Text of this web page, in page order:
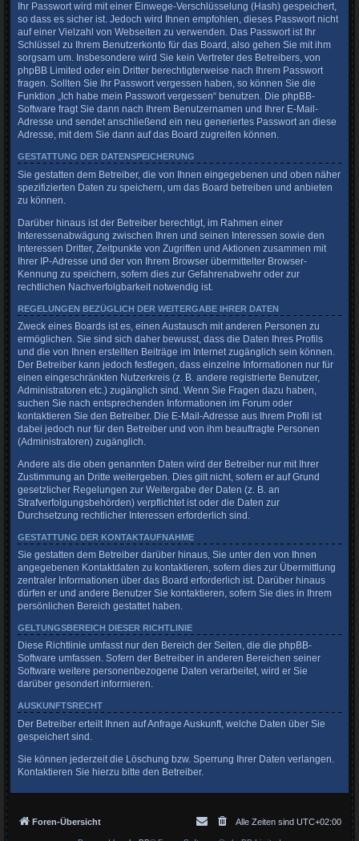
Ihr Passwort wird mit einer Einwege-Verschlüsselung (Hash) gespeichert,
so dass es sicher ist. Jedoch wird Ihnen empfohlen, dieses Passwort nicht
auf einer Vielzahl von Webseiten zu verwenden. Das Passwort ist Ihr
Schlüssel zu Ihrem Benutzerkonto für das Board, also gehen Sie mit ihm
sorgsam um. Insbesondere wird Sie kein Vertreter des Betreibers, von
phpBB Limited oder ein Dritter berechtigterweise nach Ihrem Passwort
fragen. Sollten Sie Ihr Passwort vergessen haben, so können Sie die
Funktion „Ich habe mein Passwort vergessen“ benutzen. Die phpBB-
Software fragt Sie dann nach Ihrem Benutzernamen und Ihrer E-Mail-
Adresse und sendet anschließend ein neu generiertes Passwort an diese
Adresse, mit dem Sie dann auf das Board zugreifen können.
GESTATTUNG DER DATENSPEICHERUNG
Sie gestatten dem Betreiber, die von Ihnen eingegebenen und oben näher
spezifizierten Daten zu speichern, um das Board betreiben und anbieten
zu können.
Darüber hinaus ist der Betreiber berechtigt, im Rahmen einer
Interessenabwägung zwischen Ihren und seinen Interessen sowie den
Interessen Dritter, Zeitpunkte von Zugriffen und Aktionen zusammen mit
Ihrer IP-Adresse und der von Ihrem Browser übermittelter Browser-
Kennung zu speichern, sofern dies zur Gefahrenabwehr oder zur
rechtlichen Nachverfolgbarkeit notwendig ist.
REGELUNGEN BEZÜGLICH DER WEITERGABE IHRER DATEN
Zweck eines Boards ist es, einen Austausch mit anderen Personen zu
ermöglichen. Sie sind sich daher bewusst, dass die Daten Ihres Profils
und die von Ihnen erstellten Beiträge im Internet zugänglich sein können.
Der Betreiber kann jedoch festlegen, dass einzelne Informationen nur für
einen eingeschränkten Nutzerkreis (z. B. andere registrierte Benutzer,
Administratoren etc.) zugänglich sind. Wenn Sie Fragen dazu haben,
suchen Sie nach entsprechenden Informationen im Forum oder
kontaktieren Sie den Betreiber. Die E-Mail-Adresse aus Ihrem Profil ist
dabei jedoch nur für den Betreiber und von ihm beauftragte Personen
(Administratoren) zugänglich.
Andere als die oben genannten Daten wird der Betreiber nur mit Ihrer
Zustimmung an Dritte weitergeben. Dies gilt nicht, sofern er auf Grund
gesetzlicher Regelungen zur Weitergabe der Daten (z. B. an
Strafverfolgungsbehörden) verpflichtet ist oder die Daten zur
Durchsetzung rechtlicher Interessen erforderlich sind.
GESTATTUNG DER KONTAKTAUFNAHME
Sie gestatten dem Betreiber darüber hinaus, Sie unter den von Ihnen
angegebenen Kontaktdaten zu kontaktieren, sofern dies zur Übermittlung
zentraler Informationen über das Board erforderlich ist. Darüber hinaus
dürfen er und andere Benutzer Sie kontaktieren, sofern Sie dies in Ihrem
persönlichen Bereich gestattet haben.
GELTUNGSBEREICH DIESER RICHTLINIE
Diese Richtlinie umfasst nur den Bereich der Seiten, die die phpBB-
Software umfassen. Sofern der Betreiber in anderen Bereichen seiner
Software weitere personenbezogene Daten verarbeitet, wird er Sie
darüber gesondert informieren.
AUSKUNFTSRECHT
Der Betreiber erteilt Ihnen auf Anfrage Auskunft, welche Daten über Sie
gespeichert sind.
Sie können jederzeit die Löschung bzw. Sperrung Ihrer Daten verlangen.
Kontaktieren Sie hierzu bitte den Betreiber.
Foren-Übersicht Alle Zeiten sind UTC+02:00